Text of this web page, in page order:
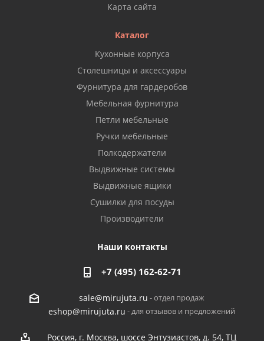
Карта сайта
Каталог
Кухонные корпуса
Столешницы и аксессуары
Фурнитура для гардеробов
Мебельная фурнитура
Петли мебельные
Ручки мебельные
Полкодержатели
Выдвижные системы
Выдвижные ящики
Сушилки для посуды
Производители
Наши контакты
+7 (495) 162-62-71
sale@mirujuta.ru - отдел продаж
eshop@mirujuta.ru - для отзывов и предложений
Россия, г. Москва, шоссе Энтузиастов, д. 54, ТЦ